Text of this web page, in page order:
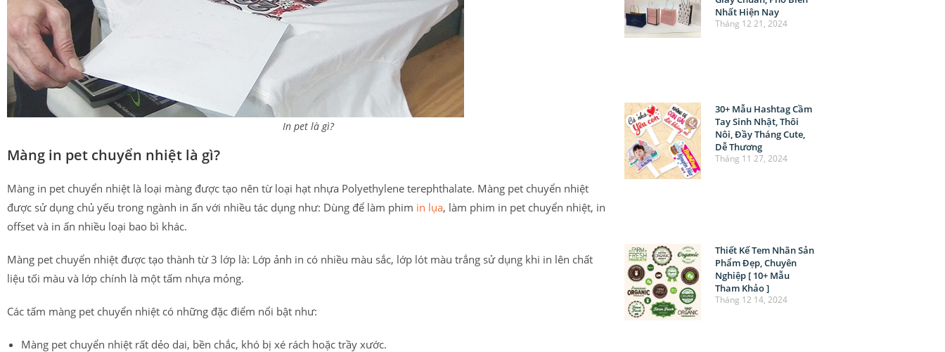
In pet là gì?
Màng in pet chuyển nhiệt là gì?
Màng in pet chuyển nhiệt là loại màng được tạo nên từ loại hạt nhựa Polyethylene terephthalate. Màng pet chuyển nhiệt
được sử dụng chủ yếu trong ngành in ấn với nhiều tác dụng như: Dùng để làm phim in lụa, làm phim in pet chuyển nhiệt, in
offset và in ấn nhiều loại bao bì khác.
Màng pet chuyển nhiệt được tạo thành từ 3 lớp là: Lớp ảnh in có nhiều màu sắc, lớp lót màu trắng sử dụng khi in lên chất
liệu tối màu và lớp chính là một tấm nhựa mỏng.
Các tấm màng pet chuyển nhiệt có những đặc điểm nổi bật như:
Màng pet chuyển nhiệt rất dẻo dai, bền chắc, khó bị xé rách hoặc trầy xước.
Nhất Hiện Nay
Tháng 12 21, 2024
30+ Mẫu Hashtag Cầm
Tay Sinh Nhật, Thôi
Nôi, Đầy Tháng Cute,
Dễ Thương
Tháng 11 27, 2024
Thiết Kế Tem Nhãn Sản
Phẩm Đẹp, Chuyên
Nghiệp [ 10+ Mẫu
Tham Khảo ]
Tháng 12 14, 2024